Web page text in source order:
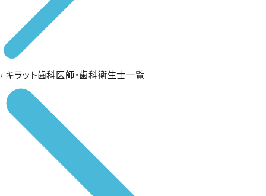
› キラット歯科医師・歯科衛生士一覧